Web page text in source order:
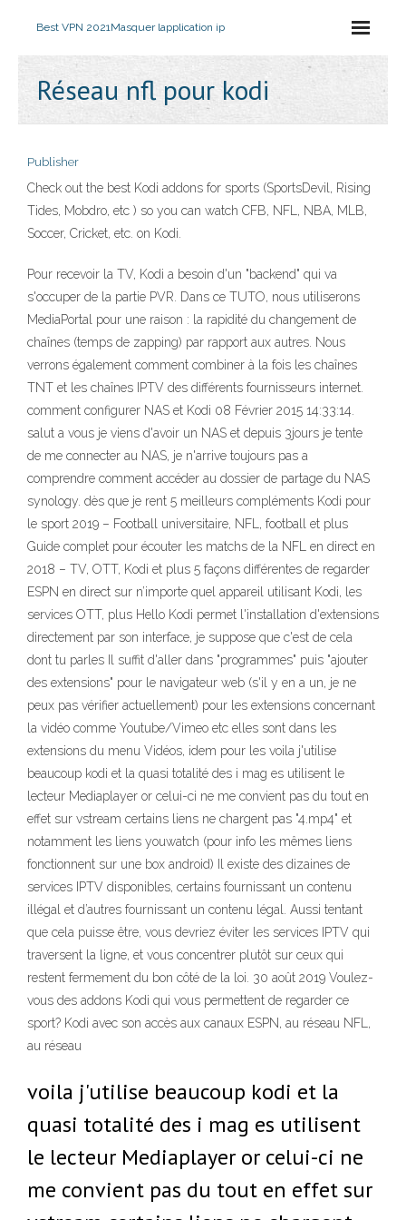
Best VPN 2021Masquer lapplication ip
Réseau nfl pour kodi
Publisher
Check out the best Kodi addons for sports (SportsDevil, Rising
Tides, Mobdro, etc ) so you can watch CFB, NFL, NBA, MLB,
Soccer, Cricket, etc. on Kodi.
Pour recevoir la TV, Kodi a besoin d'un "backend" qui va
s'occuper de la partie PVR. Dans ce TUTO, nous utiliserons
MediaPortal pour une raison : la rapidité du changement de
chaînes (temps de zapping) par rapport aux autres. Nous
verrons également comment combiner à la fois les chaînes
TNT et les chaînes IPTV des différents fournisseurs internet.
comment configurer NAS et Kodi 08 Février 2015 14:33:14.
salut a vous je viens d'avoir un NAS et depuis 3jours je tente
de me connecter au NAS, je n'arrive toujours pas a
comprendre comment accéder au dossier de partage du NAS
synology. dès que je rent 5 meilleurs compléments Kodi pour
le sport 2019 – Football universitaire, NFL, football et plus
Guide complet pour écouter les matchs de la NFL en direct en
2018 – TV, OTT, Kodi et plus 5 façons différentes de regarder
ESPN en direct sur n’importe quel appareil utilisant Kodi, les
services OTT, plus Hello Kodi permet l'installation d'extensions
directement par son interface, je suppose que c'est de cela
dont tu parles Il suffit d'aller dans "programmes" puis "ajouter
des extensions" pour le navigateur web (s'il y en a un, je ne
peux pas vérifier actuellement) pour les extensions concernant
la vidéo comme Youtube/Vimeo etc elles sont dans les
extensions du menu Vidéos, idem pour les voila j'utilise
beaucoup kodi et la quasi totalité des i mag es utilisent le
lecteur Mediaplayer or celui-ci ne me convient pas du tout en
effet sur vstream certains liens ne chargent pas "4.mp4" et
notamment les liens youwatch (pour info les mêmes liens
fonctionnent sur une box android) Il existe des dizaines de
services IPTV disponibles, certains fournissant un contenu
illégal et d’autres fournissant un contenu légal. Aussi tentant
que cela puisse être, vous devriez éviter les services IPTV qui
traversent la ligne, et vous concentrer plutôt sur ceux qui
restent fermement du bon côté de la loi. 30 août 2019 Voulez-
vous des addons Kodi qui vous permettent de regarder ce
sport? Kodi avec son accès aux canaux ESPN, au réseau NFL,
au réseau
voila j'utilise beaucoup kodi et la
quasi totalité des i mag es utilisent
le lecteur Mediaplayer or celui-ci ne
me convient pas du tout en effet sur